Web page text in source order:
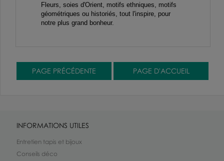
Fleurs, soies d'Orient, motifs ethniques, motifs
géométriques ou historiés, tout l'inspire, pour
notre plus grand bonheur.
INFORMATIONS UTILES
Entretien tapis et bijoux
Conseils déco